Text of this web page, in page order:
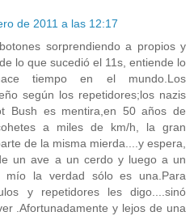
de 2011 a las 12:17
sorprendiendo a propios y
lo que sucedió el 11s, entiende lo
tiempo en el mundo.Los
según los repetidores;los nazis
Bush es mentira,en 50 años de
a miles de km/h, la gran
de la misma mierda....y espera,
un ave a un cerdo y luego a un
mío la verdad sólo es una.Para
y repetidores les digo....sinó
.Afortunadamente y lejos de una